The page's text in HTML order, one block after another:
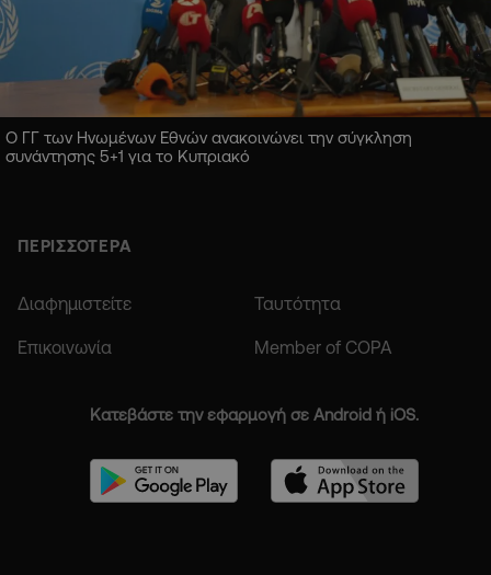
Ο ΓΓ των Ηνωμένων Εθνών ανακοινώνει την σύγκληση
συνάντησης 5+1 για το Κυπριακό
ΠΕΡΙΣΣΟΤΕΡΑ
Διαφημιστείτε Ταυτότητα
Επικοινωνία Member of COPA
Κατεβάστε την εφαρμογή σε Android ή iOS.